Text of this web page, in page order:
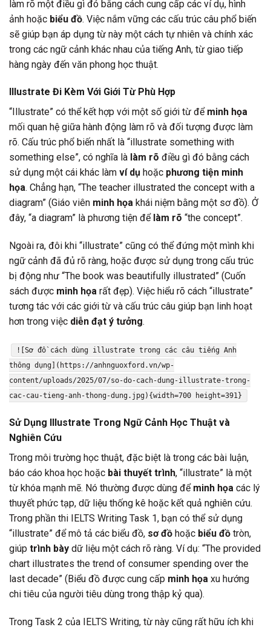
làm rõ một điều gì đó bằng cách cung cấp các ví dụ, hình
ảnh hoặc biểu đồ. Việc nắm vững các cấu trúc câu phổ biến
sẽ giúp bạn áp dụng từ này một cách tự nhiên và chính xác
trong các ngữ cảnh khác nhau của tiếng Anh, từ giao tiếp
hàng ngày đến văn phong học thuật.
Illustrate Đi Kèm Với Giới Từ Phù Hợp
“Illustrate” có thể kết hợp với một số giới từ để minh họa
mối quan hệ giữa hành động làm rõ và đối tượng được làm
rõ. Cấu trúc phổ biến nhất là “illustrate something with
something else”, có nghĩa là làm rõ điều gì đó bằng cách
sử dụng một cái khác làm ví dụ hoặc phương tiện minh
họa. Chẳng hạn, “The teacher illustrated the concept with a
diagram” (Giáo viên minh họa khái niệm bằng một sơ đồ). Ở
đây, “a diagram” là phương tiện để làm rõ “the concept”.
Ngoài ra, đôi khi “illustrate” cũng có thể đứng một mình khi
ngữ cảnh đã đủ rõ ràng, hoặc được sử dụng trong cấu trúc
bị động như “The book was beautifully illustrated” (Cuốn
sách được minh họa rất đẹp). Việc hiểu rõ cách “illustrate”
tương tác với các giới từ và cấu trúc câu giúp bạn linh hoạt
hơn trong việc diễn đạt ý tưởng.
![Sơ đồ cách dùng illustrate trong các câu tiếng Anh
thông dụng](https://anhnguoxford.vn/wp-
content/uploads/2025/07/so-do-cach-dung-illustrate-trong-
cac-cau-tieng-anh-thong-dung.jpg){width=700 height=391}
Sử Dụng Illustrate Trong Ngữ Cảnh Học Thuật và
Nghiên Cứu
Trong môi trường học thuật, đặc biệt là trong các bài luận,
báo cáo khoa học hoặc bài thuyết trình, “illustrate” là một
từ khóa mạnh mẽ. Nó thường được dùng để minh họa các lý
thuyết phức tạp, dữ liệu thống kê hoặc kết quả nghiên cứu.
Trong phần thi IELTS Writing Task 1, bạn có thể sử dụng
“illustrate” để mô tả các biểu đồ, sơ đồ hoặc biểu đồ tròn,
giúp trình bày dữ liệu một cách rõ ràng. Ví dụ: “The provided
chart illustrates the trend of consumer spending over the
last decade” (Biểu đồ được cung cấp minh họa xu hướng
chi tiêu của người tiêu dùng trong thập kỷ qua).
Trong Task 2 của IELTS Writing, từ này cũng rất hữu ích khi